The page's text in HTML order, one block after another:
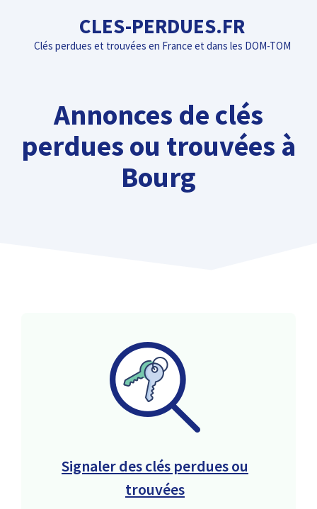
contenu
CLES-PERDUES.FR
Clés perdues et trouvées en France et dans les DOM-TOM
Annonces de clés
perdues ou trouvées à
Bourg
Signaler des clés perdues ou
trouvées